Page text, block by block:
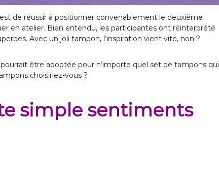
de réussir à positionner convenablement le deuxième
en atelier. Bien entendu, les participantes ont réinterprété
Avec un joli tampon, l’inspiration vient vite, non ?
être adoptée pour n’importe quel set de tampons qui
choisiriez-vous ?
simple sentiments